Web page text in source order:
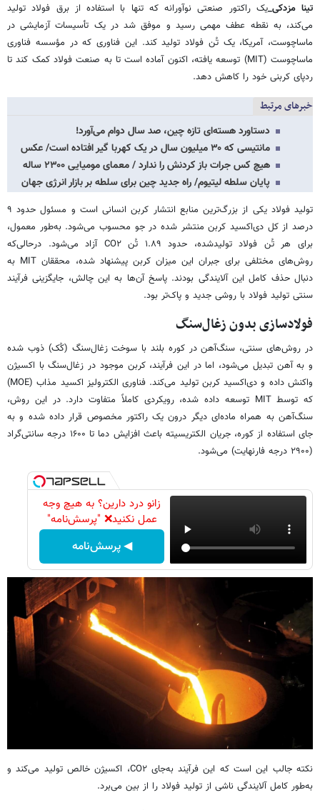
تینا مزدکی_یک راکتور صنعتی نوآورانه که تنها با استفاده از برق فولاد تولید
می‌کند، به نقطه عطف مهمی رسید و موفق شد در یک تأسیسات آزمایشی در
ماساچوست، آمریکا، یک تُن فولاد تولید کند. این فناوری که در مؤسسه فناوری
ماساچوست (MIT) توسعه یافته، اکنون آماده است تا به صنعت فولاد کمک کند تا
ردپای کربنی خود را کاهش دهد.
خبرهای مرتبط
دستاورد هسته‌ای تازه چین، صد سال دوام می‌آورد!
مانتیسی که ۳۰ میلیون سال در یک کهربا گیر افتاده است/ عکس
هیچ کس جرات باز کردنش را ندارد / معمای مومیایی ۲۳۰۰ ساله
پایان سلطه لیتیوم/ راه جدید چین برای سلطه بر بازار انرژی جهان
تولید فولاد یکی از بزرگ‌ترین منابع انتشار کربن انسانی است و مسئول حدود ۹
درصد از کل دی‌اکسید کربن منتشر شده در جو محسوب می‌شود. به‌طور معمول،
برای هر تُن فولاد تولیدشده، حدود ۱.۸۹ تُن CO۲ آزاد می‌شود. درحالی‌که
روش‌های مختلفی برای جبران این میزان کربن پیشنهاد شده، محققان MIT به
دنبال حذف کامل این آلایندگی بودند. پاسخ آن‌ها به این چالش، جایگزینی فرآیند
سنتی تولید فولاد با روشی جدید و پاک‌تر بود.
فولادسازی بدون زغال‌سنگ
در روش‌های سنتی، سنگ‌آهن در کوره بلند با سوخت زغال‌سنگ (کُک) ذوب شده
و به آهن تبدیل می‌شود، اما در این فرآیند، کربن موجود در زغال‌سنگ با اکسیژن
واکنش داده و دی‌اکسید کربن تولید می‌کند. فناوری الکترولیز اکسید مذاب (MOE)
که توسط MIT توسعه داده شده، رویکردی کاملاً متفاوت دارد. در این روش،
سنگ‌آهن به همراه ماده‌ای دیگر درون یک راکتور مخصوص قرار داده شده و به
جای استفاده از کوره، جریان الکتریسیته باعث افزایش دما تا ۱۶۰۰ درجه سانتی‌گراد
(۲۹۰۰ درجه فارنهایت) می‌شود.
زانو درد دارین؟ به هیچ وجه
عمل نکنید❌ "پرسش‌نامه"
◀ پرسش‌نامه
نکته جالب این است که این فرآیند به‌جای CO۲، اکسیژن خالص تولید می‌کند و
به‌طور کامل آلایندگی ناشی از تولید فولاد را از بین می‌برد.